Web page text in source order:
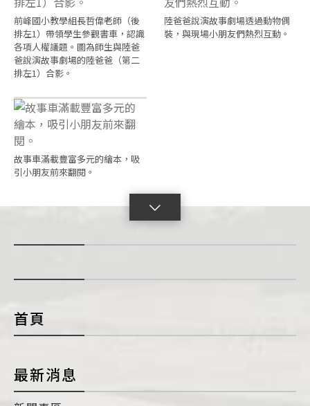
前峰國小教學組長哲偉老師（後
排左1）帶領學生參觀書車，認識
各項人權議題。圖為師生與陸爸
爸說演故事劇場的陸爸爸（第二
排左1）合影。
陸爸爸說演故事劇場透過動物偶
裝，與現場小朋友們熱烈互動。
故事車滿載豐富多元的繪本，吸
引小朋友前來翻閱。
首頁
最新消息